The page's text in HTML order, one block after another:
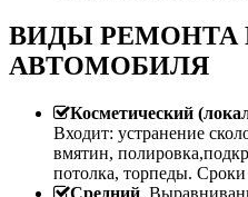
ВИДЫ РЕМОНТА
АВТОМОБИЛЯ
Косметический
Входит: устранение
вмятин,
потолка, торпеды. Сроки